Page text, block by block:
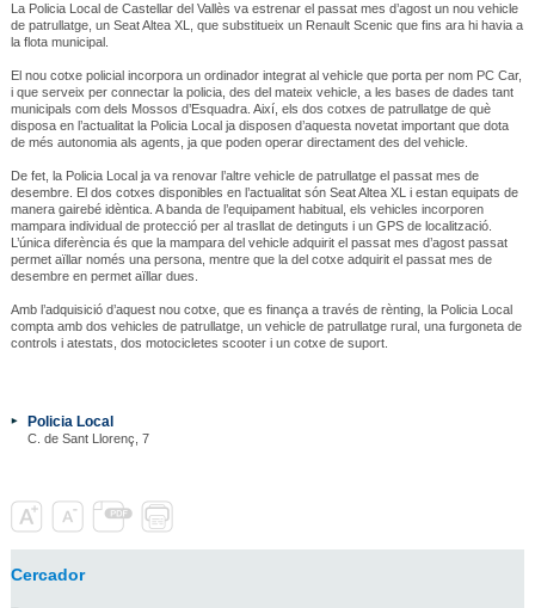
La Policia Local de Castellar del Vallès va estrenar el passat mes d’agost un nou vehicle
de patrullatge, un Seat Altea XL, que substitueix un Renault Scenic que fins ara hi havia a
la flota municipal.
El nou cotxe policial incorpora un ordinador integrat al vehicle que porta per nom PC Car,
i que serveix per connectar la policia, des del mateix vehicle, a les bases de dades tant
municipals com dels Mossos d’Esquadra. Així, els dos cotxes de patrullatge de què
disposa en l’actualitat la Policia Local ja disposen d’aquesta novetat important que dota
de més autonomia als agents, ja que poden operar directament des del vehicle.
De fet, la Policia Local ja va renovar l’altre vehicle de patrullatge el passat mes de
desembre. El dos cotxes disponibles en l’actualitat són Seat Altea XL i estan equipats de
manera gairebé idèntica. A banda de l’equipament habitual, els vehicles incorporen
mampara individual de protecció per al trasllat de detinguts i un GPS de localització.
L’única diferència és que la mampara del vehicle adquirit el passat mes d’agost passat
permet aïllar només una persona, mentre que la del cotxe adquirit el passat mes de
desembre en permet aïllar dues.
Amb l’adquisició d’aquest nou cotxe, que es finança a través de rènting, la Policia Local
compta amb dos vehicles de patrullatge, un vehicle de patrullatge rural, una furgoneta de
controls i atestats, dos motocicletes scooter i un cotxe de suport.
Policia Local
C. de Sant Llorenç, 7
Cercador